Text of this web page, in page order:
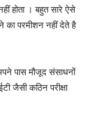
होता । बहुत सारे ऐसे
का परमीशन नहीं देते है
पास मौजूद संसाधनों
कठिन परीक्षा